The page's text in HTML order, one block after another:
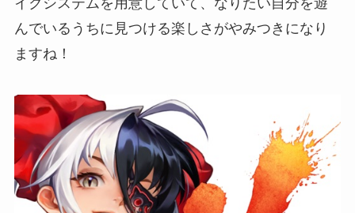
イクシステムを用意していて、 なりたい自分を遊
んでいるうちに見つける楽しさがやみつきになり
ますね！